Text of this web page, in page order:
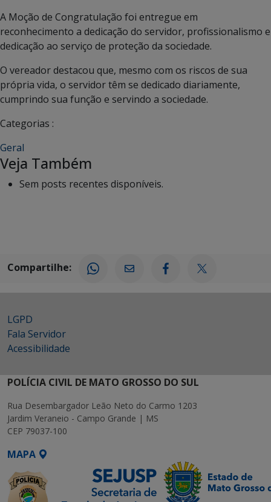
A Moção de Congratulação foi entregue em
reconhecimento a dedicação do servidor, profissionalismo e
dedicação ao serviço de proteção da sociedade.
O vereador destacou que, mesmo com os riscos de sua
própria vida, o servidor têm se dedicado diariamente,
cumprindo sua função e servindo a sociedade.
Categorias :
Geral
Veja Também
Sem posts recentes disponíveis.
Compartilhe:
LGPD
Fala Servidor
Acessibilidade
POLÍCIA CIVIL DE MATO GROSSO DO SUL
Rua Desembargador Leão Neto do Carmo 1203
Jardim Veraneio - Campo Grande | MS
CEP 79037-100
MAPA